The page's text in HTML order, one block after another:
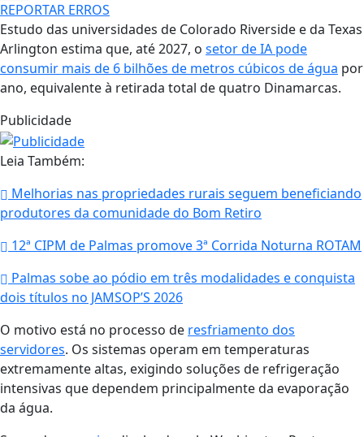
REPORTAR ERROS
Estudo das universidades de Colorado Riverside e da Texas
Arlington estima que, até 2027, o setor de IA pode
consumir mais de 6 bilhões de metros cúbicos de água por
ano, equivalente à retirada total de quatro Dinamarcas.
Publicidade
Leia Também:
Melhorias nas propriedades rurais seguem beneficiando
produtores da comunidade do Bom Retiro
12ª CIPM de Palmas promove 3ª Corrida Noturna ROTAM
Palmas sobe ao pódio em três modalidades e conquista
dois títulos no JAMSOP’S 2026
O motivo está no processo de resfriamento dos
servidores. Os sistemas operam em temperaturas
extremamente altas, exigindo soluções de refrigeração
intensivas que dependem principalmente da evaporação
da água.